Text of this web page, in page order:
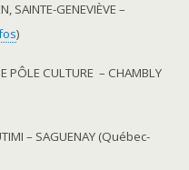
SAINTE-GENEVIÈVE –
)
PÔLE CULTURE – CHAMBLY
– SAGUENAY (Québec-